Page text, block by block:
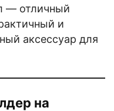
— отличный
и
аксессуар для
на